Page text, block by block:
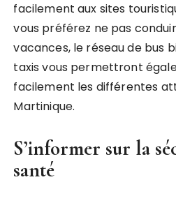
facilement aux sites
vous préférez ne pas
vacances, le réseau de bus
taxis vous permettront
facilement les différentes
Martinique.
S’informer sur la
santé